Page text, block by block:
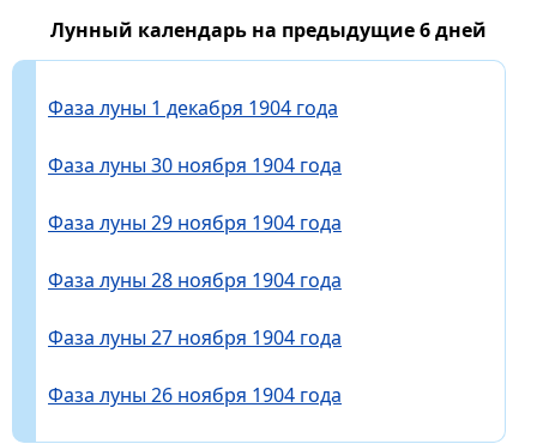
Лунный календарь на предыдущие 6 дней
Фаза луны 1 декабря 1904 года
Фаза луны 30 ноября 1904 года
Фаза луны 29 ноября 1904 года
Фаза луны 28 ноября 1904 года
Фаза луны 27 ноября 1904 года
Фаза луны 26 ноября 1904 года